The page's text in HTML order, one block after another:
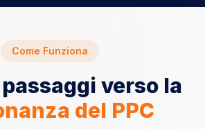
Come Funziona
verso la
del PPC